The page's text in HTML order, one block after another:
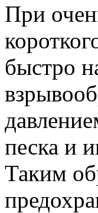
При
быстро
песка и
Таким